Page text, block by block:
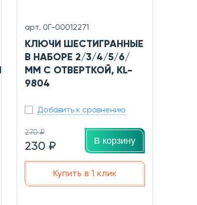
арт. 0Г-00012271
КЛЮЧИ ШЕСТИГРАННЫЕ
В НАБОРЕ 2/3/4/5/6/
ММ С ОТВЕРТКОЙ, KL-
9804
Добавить к сравнению
270 ₽
230 ₽ В корзину
Купить в 1 клик